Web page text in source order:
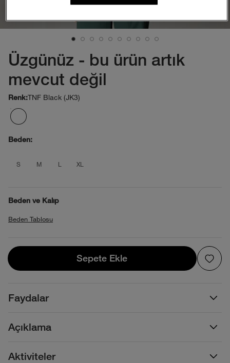
Üzgünüz - bu ürün artık
mevcut değil
Renk:TNF Black (JK3)
Beden:
S M L XL
Beden ve Kalıp
Beden Tablosu
Sepete Ekle
Sepete Ekle
Açıklama
Aktiviteler
Faydalar